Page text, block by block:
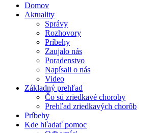
Domov
Aktuality
Správy
Rozhovory
Príbehy
Zaujalo nás
Poradenstvo
Napísali o nás
Video
Základný prehľad
Čo sú zriedkavé choroby
Prehľad zriedkavých chorôb
Príbehy
Kde hľadať pomoc